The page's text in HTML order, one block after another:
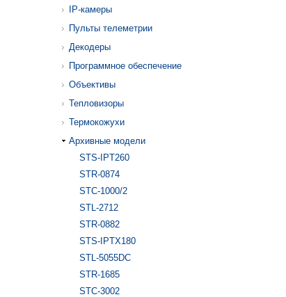
IP-камеры
Пульты телеметрии
Декодеры
Программное обеспечение
Объективы
Тепловизоры
Термокожухи
Архивные модели
STS-IPT260
STR-0874
STC-1000/2
STL-2712
STR-0882
STS-IPTX180
STL-5055DC
STR-1685
STC-3002